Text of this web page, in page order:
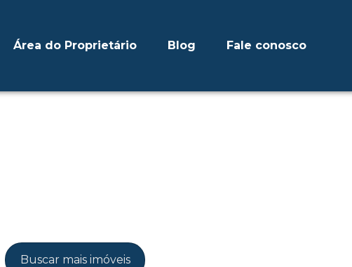
Área do Proprietário Blog Fale conosco
Buscar mais imóveis